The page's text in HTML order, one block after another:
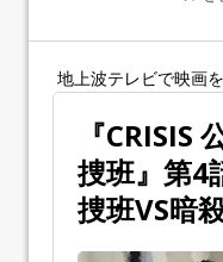
地上波テレビで映画を
『CRISIS
捜班』第4
捜班VS暗